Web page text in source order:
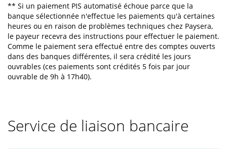
** Si un paiement PIS automatisé échoue parce que la
banque sélectionnée n'effectue les paiements qu'à certaines
heures ou en raison de problèmes techniques chez Paysera,
le payeur recevra des instructions pour effectuer le paiement.
Comme le paiement sera effectué entre des comptes ouverts
dans des banques différentes, il sera crédité les jours
ouvrables (ces paiements sont crédités 5 fois par jour
ouvrable de 9h à 17h40).
Service de liaison bancaire